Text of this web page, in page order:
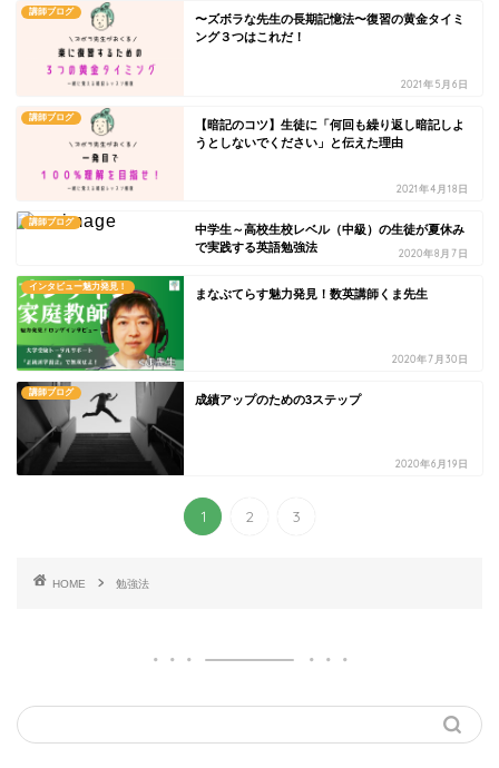
講師ブログ
〜ズボラな先生の長期記憶法〜復習の黄金タイミ
ング３つはこれだ！
2021年5月6日
講師ブログ
【暗記のコツ】生徒に「何回も繰り返し暗記しよ
うとしないでください」と伝えた理由
2021年4月18日
講師ブログ
中学生～高校生校レベル（中級）の生徒が夏休み
で実践する英語勉強法
2020年8月7日
インタビュー魅力発見！
まなぶてらす魅力発見！数英講師くま先生
2020年7月30日
講師ブログ
成績アップのための3ステップ
2020年6月19日
1 2 3
HOME 勉強法